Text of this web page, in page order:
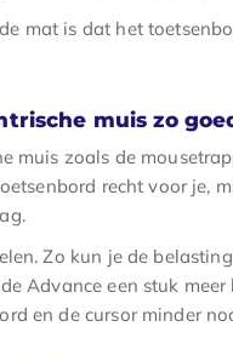
mat is dat het
muis zo
muis zoals de
recht voor je,
Zo kun je de
Advance een stuk
en de cursor minder